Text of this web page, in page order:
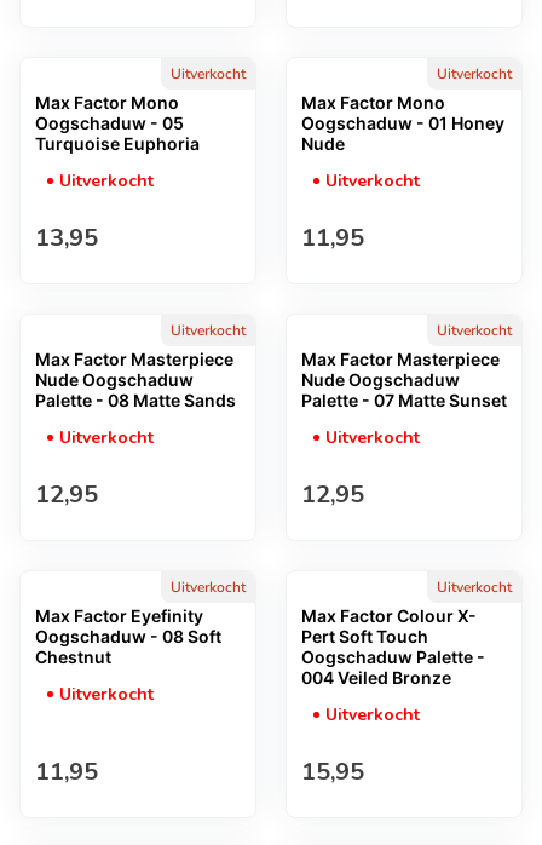
Uitverkocht
Max Factor Mono
Oogschaduw - 05
Turquoise Euphoria
Uitverkocht
Normale prijs
13,95
Uitverkocht
Max Factor Mono
Oogschaduw - 01 Honey
Nude
Uitverkocht
Normale prijs
11,95
Uitverkocht
Max Factor Masterpiece
Nude Oogschaduw
Palette - 08 Matte Sands
Uitverkocht
Normale prijs
12,95
Uitverkocht
Max Factor Masterpiece
Nude Oogschaduw
Palette - 07 Matte Sunset
Uitverkocht
Normale prijs
12,95
Uitverkocht
Max Factor Eyefinity
Oogschaduw - 08 Soft
Chestnut
Uitverkocht
Normale prijs
11,95
Uitverkocht
Max Factor Colour X-
Pert Soft Touch
Oogschaduw Palette -
004 Veiled Bronze
Uitverkocht
Normale prijs
15,95